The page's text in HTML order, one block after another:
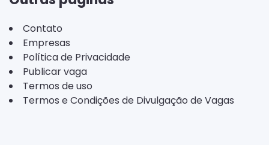
Contato
Empresas
Política de Privacidade
Publicar vaga
Termos de uso
Termos e Condições de Divulgação de Vagas